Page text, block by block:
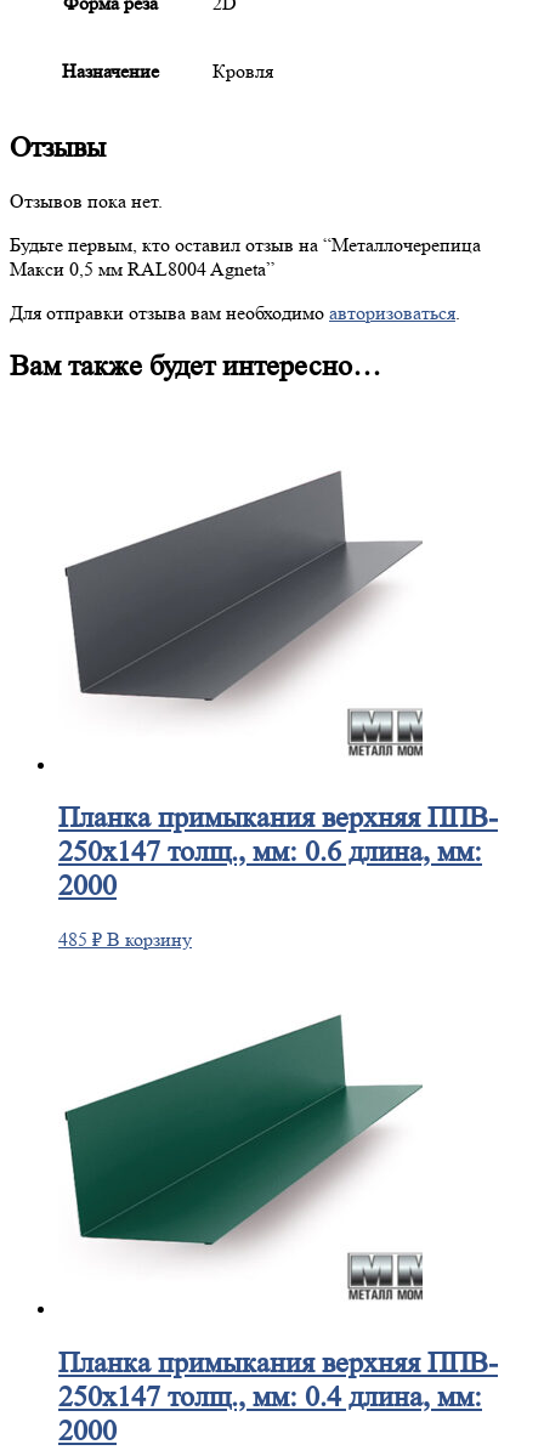
Назначение Кровля
Отзывы
Отзывов пока нет.
Будьте первым, кто оставил отзыв на “Металлочерепица
Макси 0,5 мм RAL8004 Agneta”
Для отправки отзыва вам необходимо авторизоваться
Вам также будет интересно…
Планкапримыкания верхняя ППВ-
250х147 толщ., мм: 0.6 длина, мм:
2000
485 ₽ В корзину
Планкапримыкания верхняя ППВ-
250х147 толщ., мм: 0.4 длина, мм:
2000